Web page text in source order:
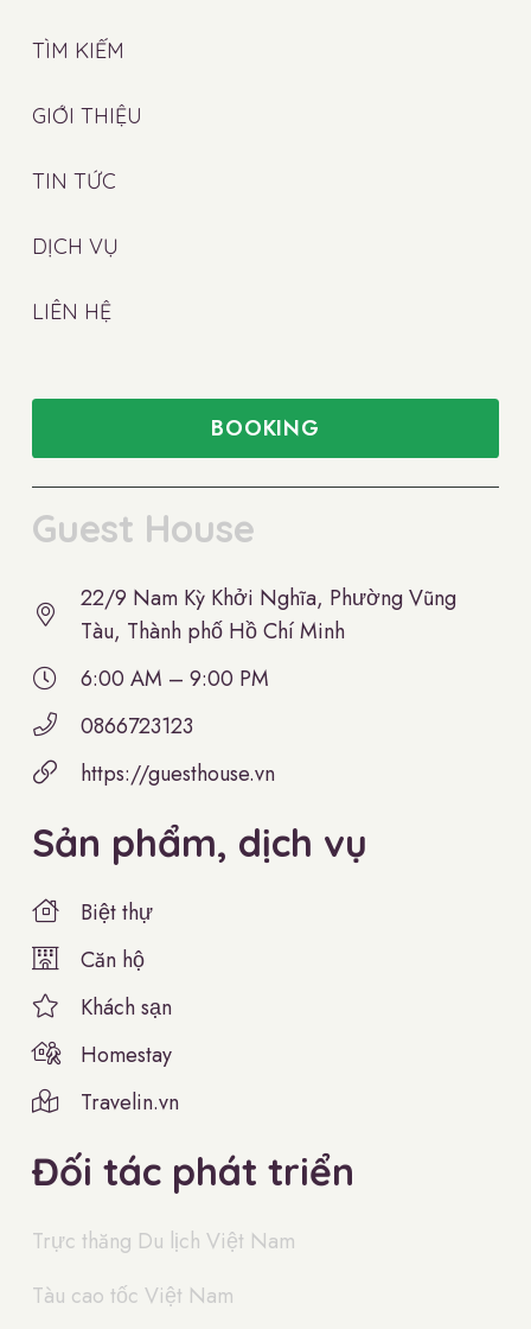
TÌM KIẾM
GIỚI THIỆU
TIN TỨC
DỊCH VỤ
LIÊN HỆ
BOOKING
Guest House
22/9 Nam Kỳ Khởi Nghĩa, Phường Vũng
Tàu, Thành phố Hồ Chí Minh
6:00 AM – 9:00 PM
0866723123
https://guesthouse.vn
Sản phẩm, dịch vụ
Biệt thự
Căn hộ
Khách sạn
Homestay
Travelin.vn
Đối tác phát triển
Trực thăng Du lịch Việt Nam
Tàu cao tốc Việt Nam